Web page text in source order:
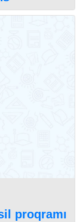
proqramı